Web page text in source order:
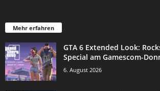
Mehr erfahren
GTA 6 Extended Look:
Special am Gamescom-
6. August 2026